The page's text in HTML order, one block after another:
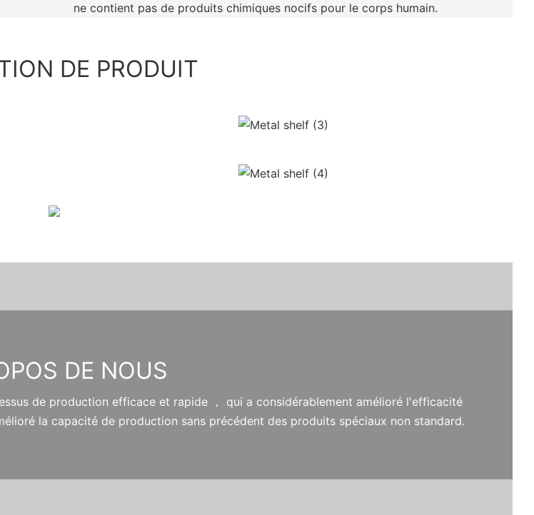
ne contient pas de produits chimiques nocifs pour le corps humain.
DE PRODUIT
DE NOUS
de production efficace et rapide ， qui a considérablement amélioré l'efficacité
la capacité de production sans précédent des produits spéciaux non standard.